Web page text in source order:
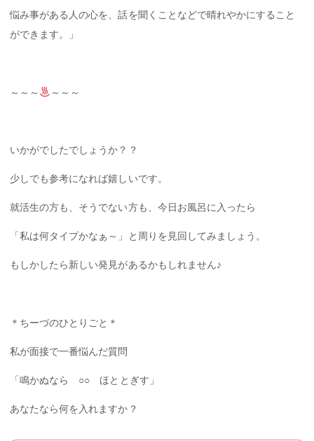
悩み事がある人の心を、話を聞くことなどで晴れやかにすること
ができます。」
～～～ ～～～
いかがでしたでしょうか？？
少しでも参考になれば嬉しいです。
就活生の方も、そうでない方も、今日お風呂に入ったら
「私は何タイプかなぁ～」と周りを見回してみましょう。
もしかしたら新しい発見があるかもしれません♪
＊ちーづのひとりごと＊
私が面接で一番悩んだ質問
「鳴かぬなら ○○ ほととぎす」
あなたなら何を入れますか？